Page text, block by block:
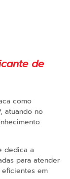
de
como
, atuando no
dedica a
para atender
em